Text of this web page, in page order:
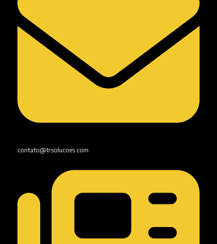
contato@trsolucoes.com